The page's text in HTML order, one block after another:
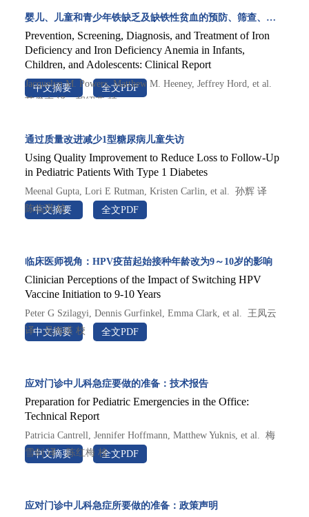
婴儿、儿童和青少年铁缺乏及缺铁性贫血的预防、筛查、诊断与治疗：临床报告
Prevention, Screening, Diagnosis, and Treatment of Iron
Deficiency and Iron Deficiency Anemia in Infants,
Children, and Adolescents: Clinical Report
Jacquelyn M. Powers, Matthew M. Heeney, Jeffrey Hord, et al.
范俊杰 译　胡绍燕 校
中文摘要 全文PDF
通过质量改进减少1型糖尿病儿童失访
Using Quality Improvement to Reduce Loss to Follow-Up
in Pediatric Patients With Type 1 Diabetes
Meenal Gupta, Lori E Rutman, Kristen Carlin, et al.  孙辉 译
陈临琪 校
中文摘要 全文PDF
临床医师视角：HPV疫苗起始接种年龄改为9～10岁的影响
Clinician Perceptions of the Impact of Switching HPV
Vaccine Initiation to 9-10 Years
Peter G Szilagyi, Dennis Gurfinkel, Emma Clark, et al.  王凤云
译　吴海瑛 校
中文摘要 全文PDF
应对门诊中儿科急症要做的准备：技术报告
Preparation for Pediatric Emergencies in the Office:
Technical Report
Patricia Cantrell, Jennifer Hoffmann, Matthew Yuknis, et al.  梅
雪剑 译　陈红梅 校
中文摘要 全文PDF
应对门诊中儿科急症所要做的准备：政策声明